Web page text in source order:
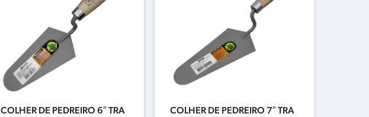
COLHER DE PEDREIRO 6″ TRA
COLHER DE PEDREIRO 7″ TRA